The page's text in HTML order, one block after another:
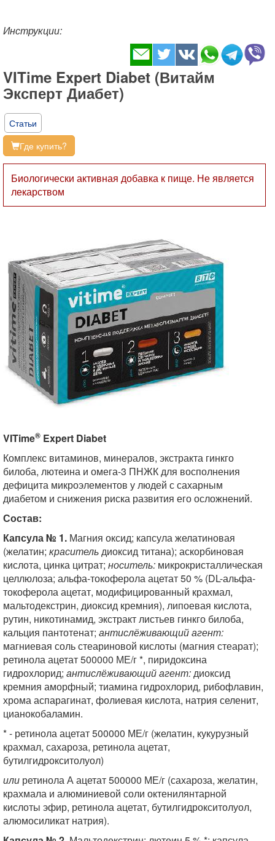
Инструкции:
VITime Expert Diabet (Витайм
Эксперт Диабет)
Статьи
Где купить?
Биологически активная добавка к пище. Не является
лекарством
VITime® Expert Diabet
Комплекс витаминов, минералов, экстракта гинкго
билоба, лютеина и омега-3 ПНЖК для восполнения
дефицита микроэлементов у людей с сахарным
диабетом и снижения риска развития его осложнений.
Состав:
Капсула № 1. Магния оксид; капсула желатиновая
(желатин; красительдиоксид титана); аскорбиновая
кислота, цинка цитрат; носитель: микрокристаллическая
целлюлоза; альфа-токоферола ацетат 50 % (DL-альфа-
токоферола ацетат, модифицированный крахмал,
мальтодекстрин, диоксид кремния), липоевая кислота,
рутин, никотинамид, экстракт листьев гинкго билоба,
кальция пантотенат; антислёживающий агент:
магниевая соль стеариновой кислоты (магния стеарат);
ретинола ацетат 500000 МЕ/г *, пиридоксина
гидрохлорид; антислёживающий агент:диоксид
кремния аморфный; тиамина гидрохлорид, рибофлавин,
хрома аспарагинат, фолиевая кислота, натрия селенит,
цианокобаламин.
* - ретинола ацетат 500000 МЕ/г (желатин, кукурузный
крахмал, сахароза, ретинола ацетат,
бутилгидрокситолуол)
или ретинола А ацетат 500000 МЕ/г (сахароза, желатин,
крахмала и алюминиевой соли октенилянтарной
кислоты эфир, ретинола ацетат, бутилгидрокситолуол,
алюмосиликат натрия).